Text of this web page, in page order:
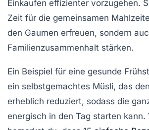
Einkaufen effizienter vorzugehen.
Zeit für die gemeinsamen
den Gaumen erfreuen, sondern
Familienzusammenhalt stärken.
Ein Beispiel für eine gesunde
ein selbstgemachtes Müsli, das
erheblich reduziert, sodass die
energisch in den Tag starten kann.